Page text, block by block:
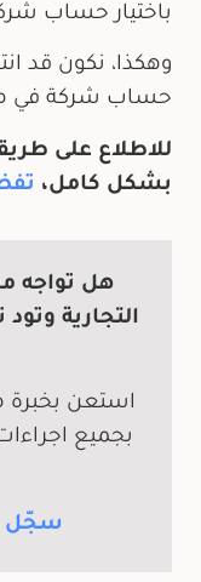
باختيار حساب
وهكذا، نكون قد
حساب شركة في
للاطلاع على
بشكل كامل،
هل تواجه
التجارية
استعن بخبرة
بجميع
سجّل